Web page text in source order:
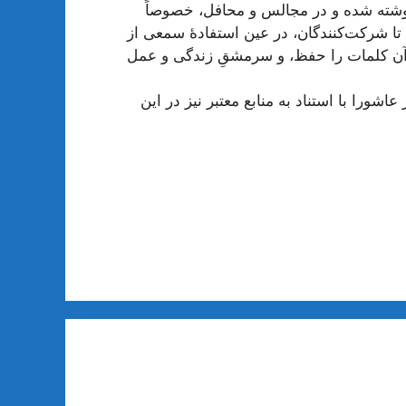
نوشته شده و در مجالس و محافل، خصوصاً
شرکت‌کنندگان، در عین استفادۀ سمعی از
آن کلمات را حفظ، و سرمشقِ زندگی و عمل
با استناد به منابع معتبر نیز در این